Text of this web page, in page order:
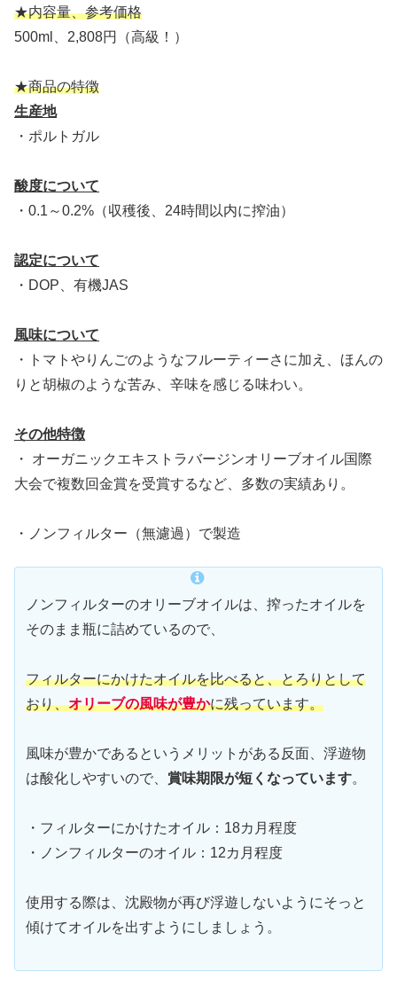
★内容量、参考価格
500ml、2,808円（高級！）
★商品の特徴
生産地
・ポルトガル
酸度について
・0.1～0.2%（収穫後、24時間以内に搾油）
認定について
・DOP、有機JAS
風味について
・トマトやりんごのようなフルーティーさに加え、ほんの
りと胡椒のような苦み、辛味を感じる味わい。
その他特徴
・ オーガニックエキストラバージンオリーブオイル国際
大会で複数回金賞を受賞するなど、多数の実績あり。
・ノンフィルター（無濾過）で製造
ノンフィルターのオリーブオイルは、搾ったオイルを
そのまま瓶に詰めているので、
フィルターにかけたオイルを比べると、とろりとして
おり、オリーブの風味が豊かに残っています。
風味が豊かであるというメリットがある反面、浮遊物
は酸化しやすいので、 賞味期限が短くなっています。
・フィルターにかけたオイル：18カ月程度
・ノンフィルターのオイル：12カ月程度
使用する際は、沈殿物が再び浮遊しないようにそっと
傾けてオイルを出すようにしましょう。